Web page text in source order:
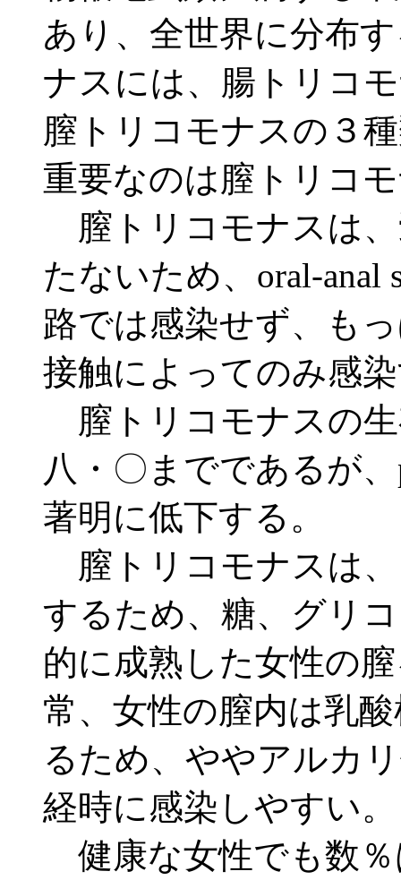
あり、全世界に分布
ナスには、腸トリコ
膣トリコモナスの３
重要なのは膣トリコ
膣トリコモナスは、
たないため、oral-anal
路では感染せず、も
接触によってのみ感
膣トリコモナスの
八・〇までであるが
著明に低下する。
膣トリコモナスは
するため、糖、グリ
的に成熟した女性の
常、女性の膣内は乳
るため、ややアルカ
経時に感染しやすい。
健康な女性でも数